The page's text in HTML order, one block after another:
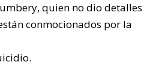
quien no dio detalles
conmocionados por la